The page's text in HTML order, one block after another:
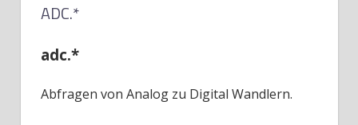
ADC.*
adc.*
Abfragen von Analog zu Digital Wandlern.